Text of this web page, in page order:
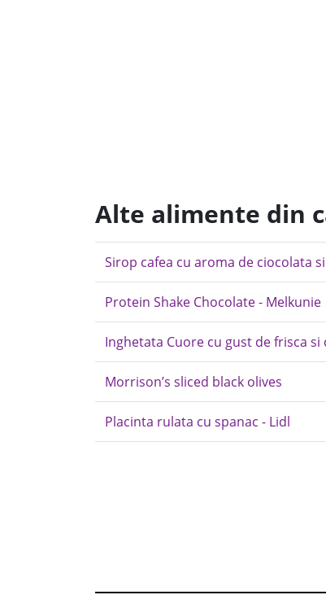
Alte alimente din
Sirop cafea cu aroma de ciocolata
Protein Shake Chocolate - Melkunie
Inghetata Cuore cu gust de frisca si
Morrison’s sliced black olives
Placinta rulata cu spanac - Lidl